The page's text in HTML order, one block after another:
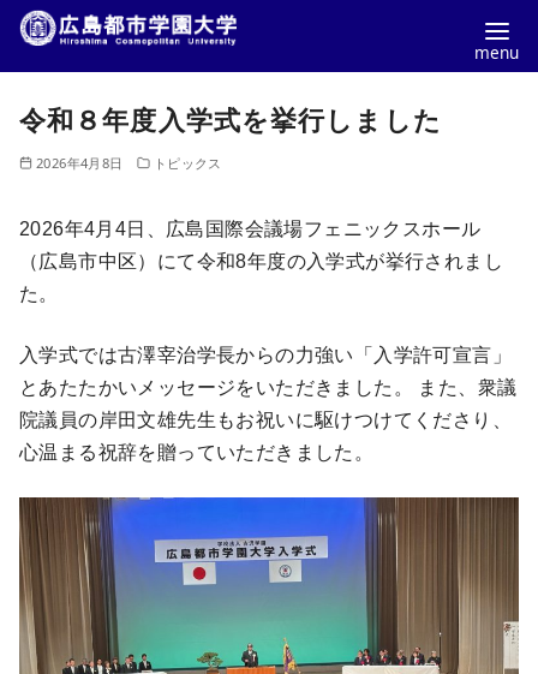
令和８年度入学式を挙行しました
2026年4月8日 トピックス
2026年4月4日、広島国際会議場フェニックスホール
（広島市中区）にて令和8年度の入学式が挙行されまし
た。
入学式では古澤宰治学長からの力強い「入学許可宣言」
とあたたかいメッセージをいただきました。 また、衆議
院議員の岸田文雄先生もお祝いに駆けつけてくださり、
心温まる祝辞を贈っていただきました。